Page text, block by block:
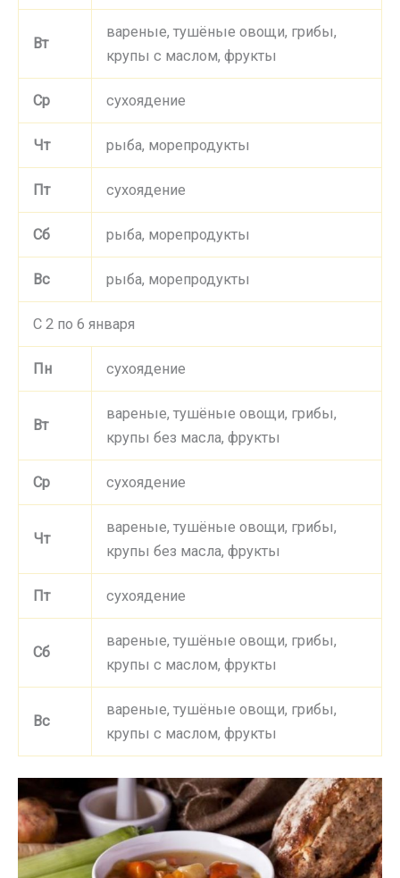
Вт
вареные, тушёные овощи, грибы,
крупы с маслом, фрукты
Ср сухоядение
Чт рыба, морепродукты
Пт сухоядение
Сб рыба, морепродукты
Вс рыба, морепродукты
С 2 по 6 января
Пн сухоядение
Вт
вареные, тушёные овощи, грибы,
крупы без масла, фрукты
Ср сухоядение
Чт
вареные, тушёные овощи, грибы,
крупы без масла, фрукты
Пт сухоядение
Сб
вареные, тушёные овощи, грибы,
крупы с маслом, фрукты
Вс
вареные, тушёные овощи, грибы,
крупы с маслом, фрукты